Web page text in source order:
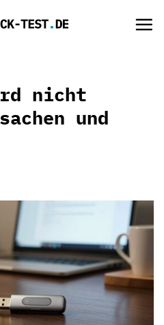
nicht
und